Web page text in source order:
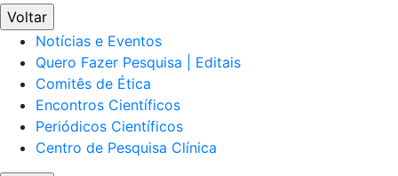
Voltar
Notícias e Eventos
Quero Fazer Pesquisa | Editais
Comitês de Ética
Encontros Científicos
Periódicos Científicos
Centro de Pesquisa Clínica